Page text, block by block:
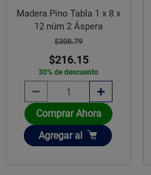
Madera Pino Tabla 1 x 8 x
12 núm 2 Áspera
$308.79
$216.15
30% de descuento
Comprar Ahora
Añadir
Agregar al